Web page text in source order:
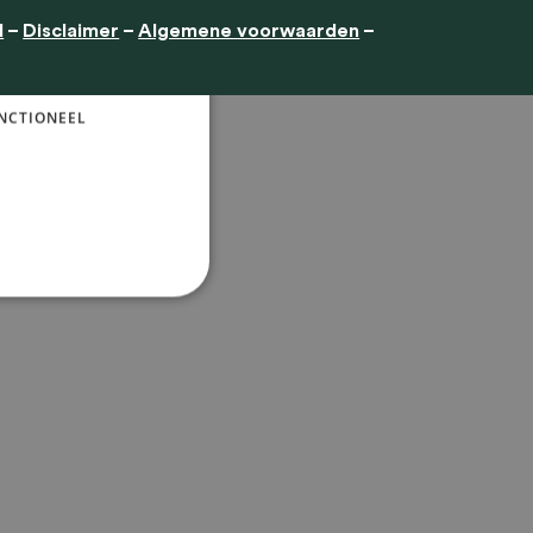
– Disclaimer –Algemene voorwaarden –
ENGLISH
Lees